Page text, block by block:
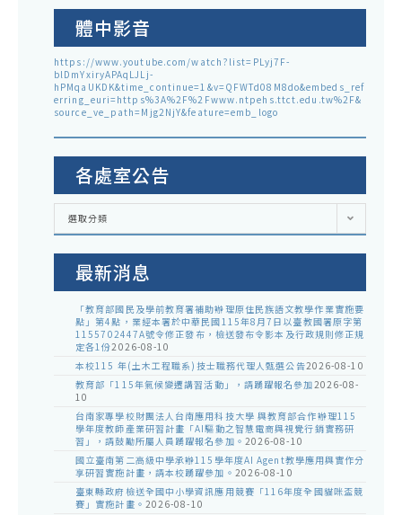
體中影音
https://www.youtube.com/watch?list=PLyj7F-
blDmYxiryAPAqLJLj-
hPMqaUKDK&time_continue=1&v=QFWTd08M8do&embeds_ref
erring_euri=https%3A%2F%2Fwww.ntpehs.ttct.edu.tw%2F&
source_ve_path=Mjg2NjY&feature=emb_logo
各處室公告
各
室
選取分類
最新消息
「教育部國民及學前教育署補助辦理原住民族語文教學作業實施要
點」第4點，業經本署於中華民國115年8月7日以臺教國署原字第
1155702447A號令修正發布，檢送發布令影本及行政規則修正規
定各1份2026-08-10
本校115 年(土木工程職系)技士職務代理人甄選公告2026-08-10
教育部「115年氣候變遷講習活動」，請踴躍報名參加2026-08-
10
台南家專學校財團法人台南應用科技大學 與教育部合作辦理115
學年度教師產業研習計畫「AI驅動之智慧電商與視覺行銷實務研
習」，請鼓勵所屬人員踴躍報名參加。 2026-08-10
國立臺南第二高級中學承辦115學年度AI Agent教學應用與實作分
享研習實施計畫，請本校踴躍參加。 2026-08-10
臺東縣政府檢送全國中小學資訊應用競賽「116年度全國貓咪盃競
賽」實施計畫。 2026-08-10